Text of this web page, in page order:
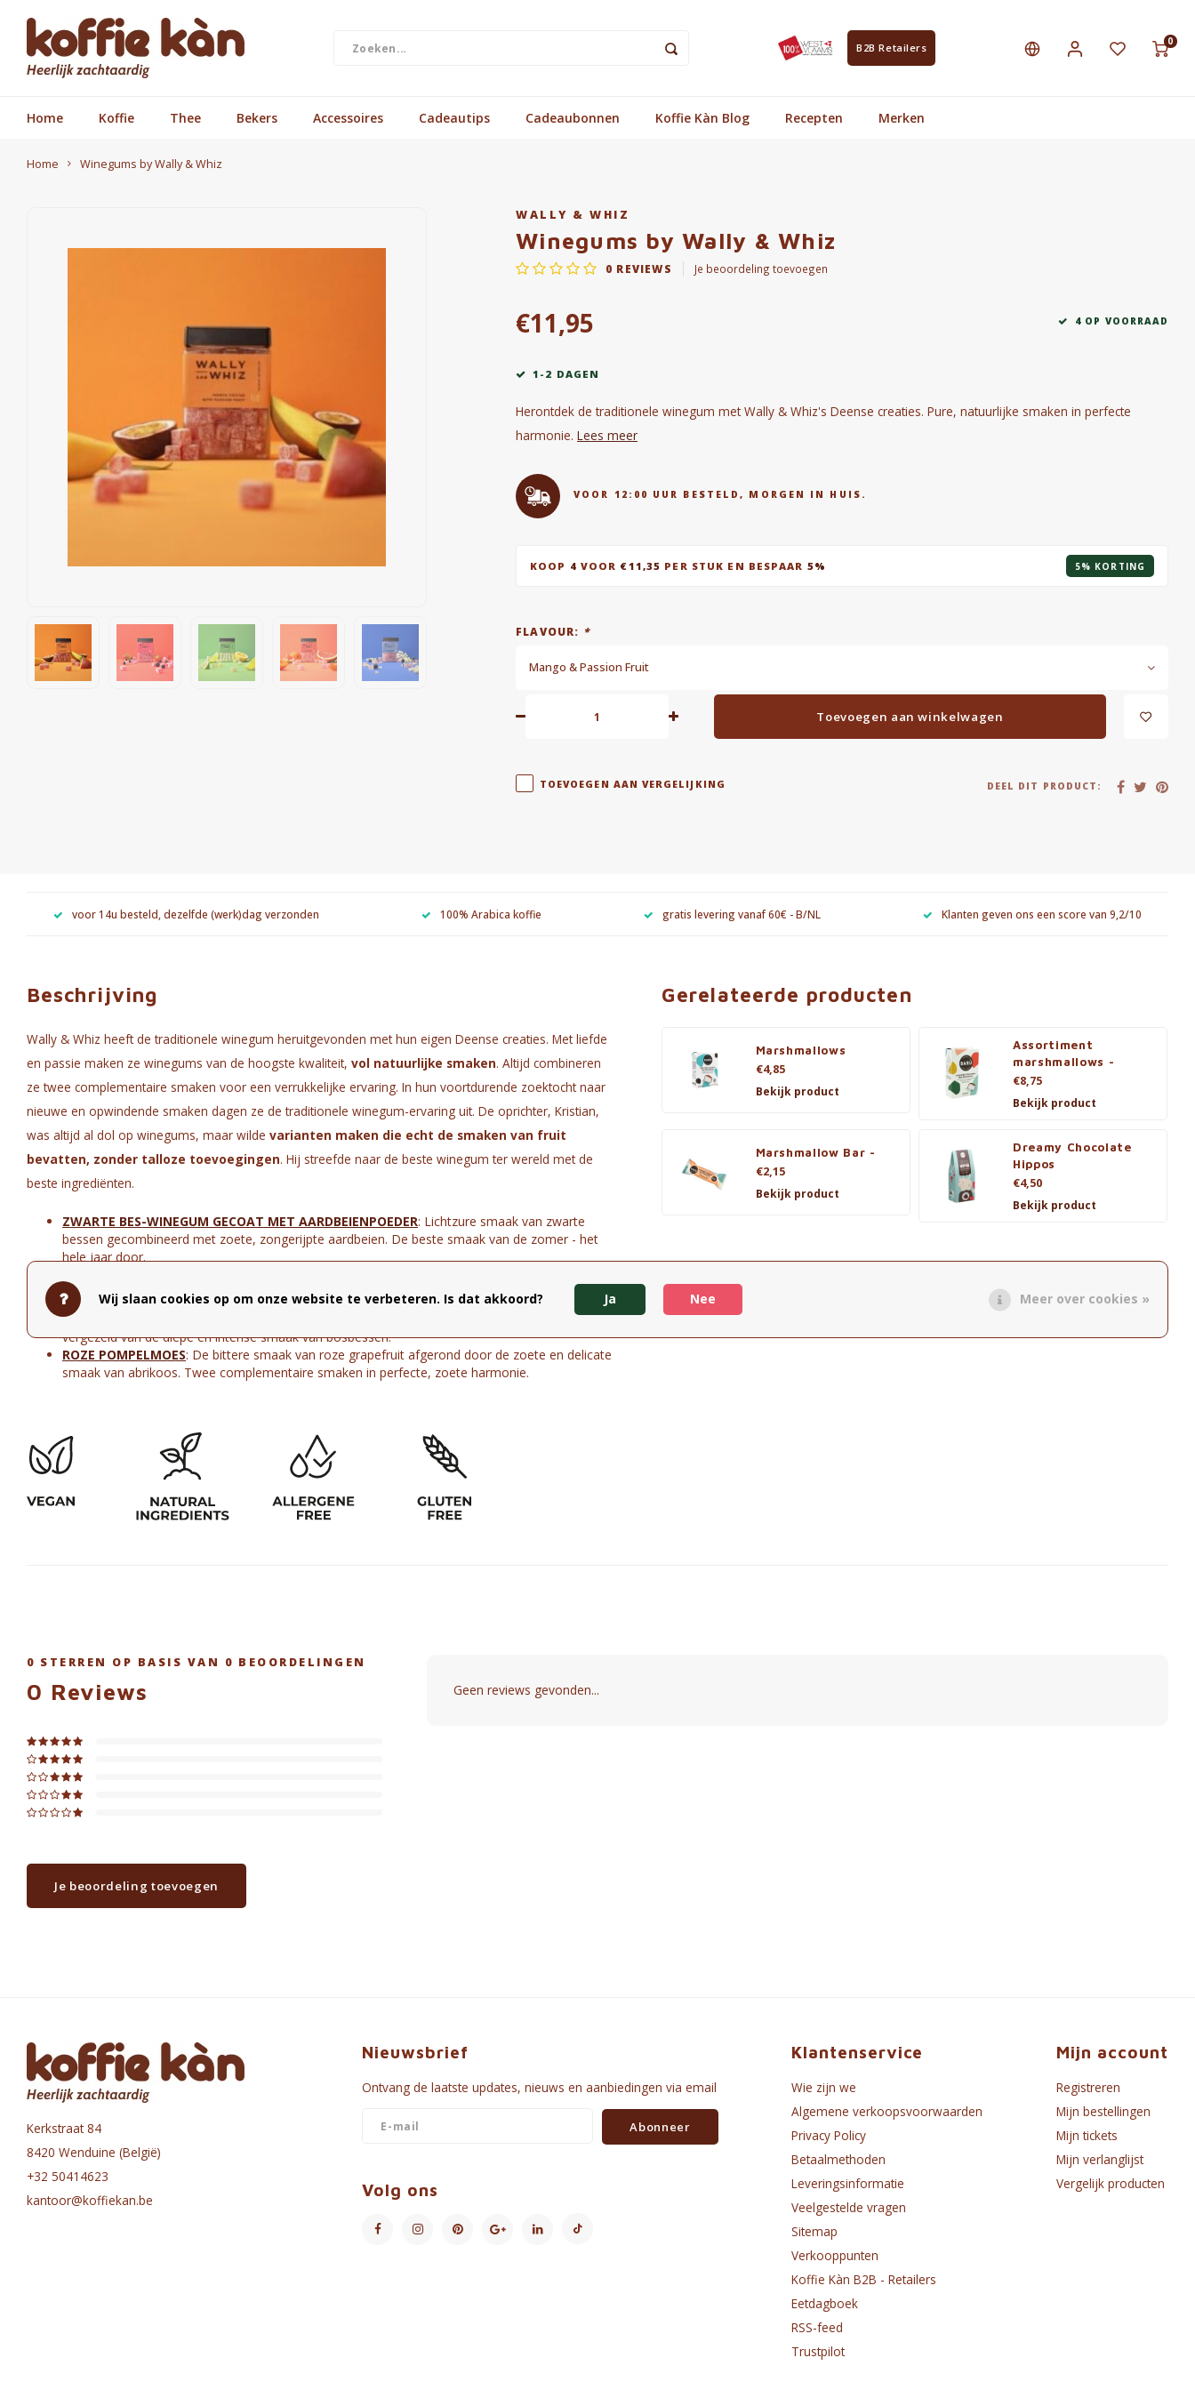
B2B Retailers
0
Home Koffie Thee Bekers Accessoires Cadeautips Cadeaubonnen Koffie Kàn Blog Recepten Merken
Home Winegums by Wally & Whiz
WALLY & WHIZ
Winegums by Wally & Whiz
0 REVIEWS Je beoordeling toevoegen
€11,95 4 OP VOORRAAD
1-2 DAGEN
Herontdek de traditionele winegum met Wally & Whiz's Deense creaties. Pure, natuurlijke smaken in perfecte
harmonie. Lees meer
VOOR 12:00 UUR BESTELD, MORGEN IN HUIS.
KOOP 4 VOOR €11,35 PER STUK EN BESPAAR 5% 5% KORTING
FLAVOUR: *
Mango & Passion Fruit
Toevoegen aan winkelwagen
TOEVOEGEN AAN VERGELIJKING DEEL DIT PRODUCT:
voor 14u besteld, dezelfde (werk)dag verzonden 100% Arabica koffie gratis levering vanaf 60€ - B/NL Klanten geven ons een score van 9,2/10
Beschrijving
Wally & Whiz heeft de traditionele winegum heruitgevonden met hun eigen Deense creaties. Met liefde
en passie maken ze winegums van de hoogste kwaliteit, vol natuurlijke smaken. Altijd combineren
ze twee complementaire smaken voor een verrukkelijke ervaring. In hun voortdurende zoektocht naar
nieuwe en opwindende smaken dagen ze de traditionele winegum-ervaring uit. De oprichter, Kristian,
was altijd al dol op winegums, maar wilde varianten maken die echt de smaken van fruit
bevatten, zonder talloze toevoegingen. Hij streefde naar de beste winegum ter wereld met de
beste ingrediënten.
ZWARTE BES-WINEGUM GECOAT MET AARDBEIENPOEDER: Lichtzure smaak van zwarte
bessen gecombineerd met zoete, zongerijpte aardbeien. De beste smaak van de zomer - het
hele jaar door.
LIMOENWIJNUM BEDEKT MET ZURE CITROENPOEDER
: Frisse, lichtzoete smaak van limoen
aangevuld met bittere, zure citroen. Een explosie van citrussmaak!
VLIERBLOESEM BEDEKT MET BLAUWE BES
De milde en zoete smaak van vlierbloesem,
vergezeld van de diepe en intense smaak van bosbessen.
ROZE POMPELMOES: De bittere smaak van roze grapefruit afgerond door de zoete en delicate
smaak van abrikoos. Twee complementaire smaken in perfecte, zoete harmonie.
Gerelateerde producten
Marshmallows
€4,85
Bekijk product
Assortiment
marshmallows -
€8,75
Bekijk product
Marshmallow Bar -
€2,15
Bekijk product
Dreamy Chocolate
Hippos
€4,50
Bekijk product
0 STERREN OP BASIS VAN 0 BEOORDELINGEN
0 Reviews
Je beoordeling toevoegen
Geen reviews gevonden...
Kerkstraat 84
8420 Wenduine (België)
+32 50414623
kantoor@koffiekan.be
Nieuwsbrief
Ontvang de laatste updates, nieuws en aanbiedingen via email
Abonneer
Volg ons
Klantenservice
Wie zijn we
Algemene verkoopsvoorwaarden
Privacy Policy
Betaalmethoden
Leveringsinformatie
Veelgestelde vragen
Sitemap
Verkooppunten
Koffie Kàn B2B - Retailers
Eetdagboek
RSS-feed
Trustpilot
Mijn account
Registreren
Mijn bestellingen
Mijn tickets
Mijn verlanglijst
Vergelijk producten
Wij slaan cookies op om onze website te verbeteren. Is dat akkoord? Ja Nee Meer over cookies »